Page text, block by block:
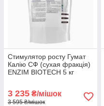
Стимулятор росту Гумат
Калію СФ (сухая фракція)
ENZIM BIOTECH 5 кг
3 235 ₴/мішок
3 595 ₴/мішок